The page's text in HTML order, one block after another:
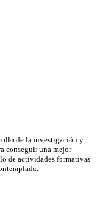
de la investigación y
conseguir una mejor
de actividades formativas